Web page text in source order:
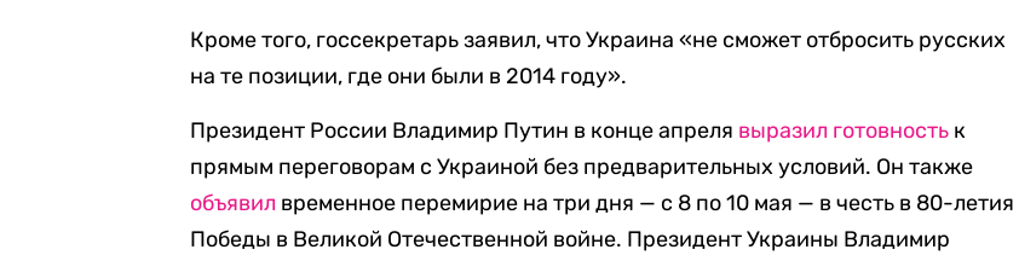
Кроме того, госсекретарь заявил, что Украина «не сможет отбросить русских
на те позиции, где они были в 2014 году».
Президент России Владимир Путин в конце апреля выразил готовность к
прямым переговорам с Украиной без предварительных условий. Он также
объявил временное перемирие на три дня — с 8 по 10 мая — в честь в 80-летия
Победы в Великой Отечественной войне. Президент Украины Владимир